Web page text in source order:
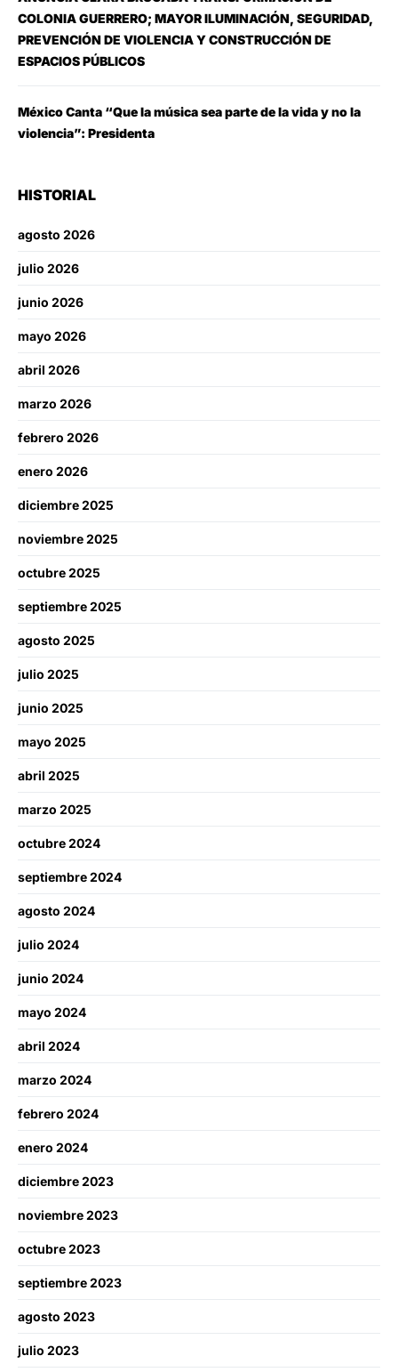
COLONIA GUERRERO; MAYOR ILUMINACIÓN, SEGURIDAD,
PREVENCIÓN DE VIOLENCIA Y CONSTRUCCIÓN DE
ESPACIOS PÚBLICOS
México Canta “Que la música sea parte de la vida y no la
violencia”: Presidenta
HISTORIAL
agosto 2026
julio 2026
junio 2026
mayo 2026
abril 2026
marzo 2026
febrero 2026
enero 2026
diciembre 2025
noviembre 2025
octubre 2025
septiembre 2025
agosto 2025
julio 2025
junio 2025
mayo 2025
abril 2025
marzo 2025
octubre 2024
septiembre 2024
agosto 2024
julio 2024
junio 2024
mayo 2024
abril 2024
marzo 2024
febrero 2024
enero 2024
diciembre 2023
noviembre 2023
octubre 2023
septiembre 2023
agosto 2023
julio 2023